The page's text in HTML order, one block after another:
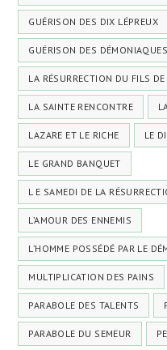
GUÉRISON DES DIX LÉPREUX
GUÉRISON DES
LA RÉSURRECTION DU FILS
LA SAINTE RENCONTRE
LAZARE ET LE RICHE LE
LE GRAND BANQUET
L E SAMEDI DE LA
L’AMOUR DES ENNEMIS
L’HOMME POSSÉDÉ PAR LE
MULTIPLICATION DES PAINS
PARABOLE DES TALENTS
PARABOLE DU SEMEUR